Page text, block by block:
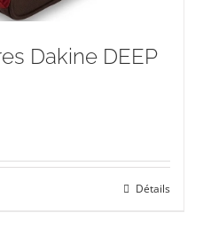
Dakine DEEP
Détails